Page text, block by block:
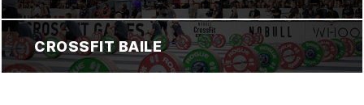
CROSSFIT BAILE